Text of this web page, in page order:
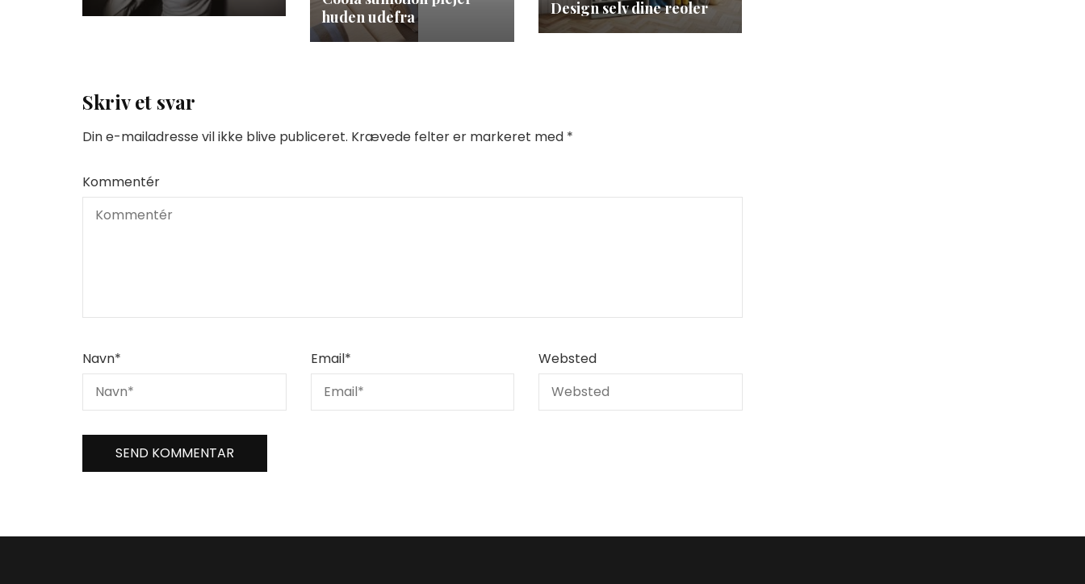
huden udefra
Design selv dine reoler
Skriv et svar
Din e-mailadresse vil ikke blive publiceret. Krævede felter er markeret med *
Kommentér
Navn* Email* Websted